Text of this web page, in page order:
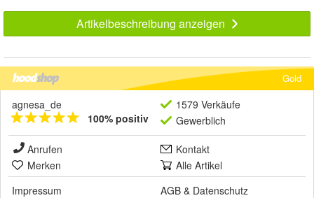
Artikelbeschreibung anzeigen
Gold
agnesa_de
100% positiv
1579 Verkäufe
Gewerblich
Anrufen
Kontakt
Merken
Alle Artikel
Impressum
AGB & Datenschutz